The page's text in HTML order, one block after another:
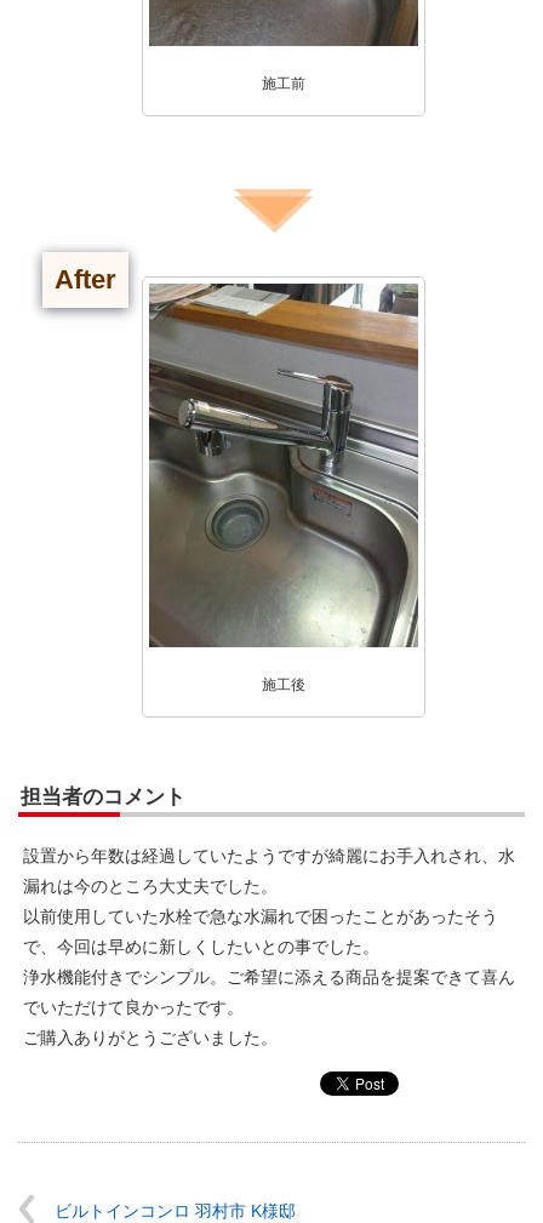
施工前
After
施工後
担当者のコメント
設置から年数は経過していたようですが綺麗にお手入れされ、水
漏れは今のところ大丈夫でした。
以前使用していた水栓で急な水漏れで困ったことがあったそう
で、今回は早めに新しくしたいとの事でした。
浄水機能付きでシンプル。ご希望に添える商品を提案できて喜ん
でいただけて良かったです。
ご購入ありがとうございました。
ビルトインコンロ 羽村市 K様邸